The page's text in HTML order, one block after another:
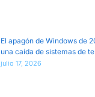
El apagón de Windows de
una caída de sistemas de
julio 17, 2026